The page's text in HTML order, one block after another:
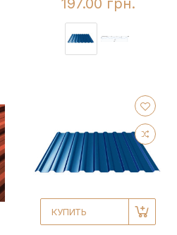
197.00 грн.
КУПИТЬ